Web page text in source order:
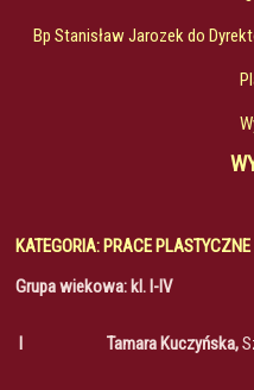
Bp Stanisław Jarozek do
KATEGORIA: PRACE PLASTYCZNE
Grupa wiekowa: kl. I-IV
I Tamara Kuczyńska,